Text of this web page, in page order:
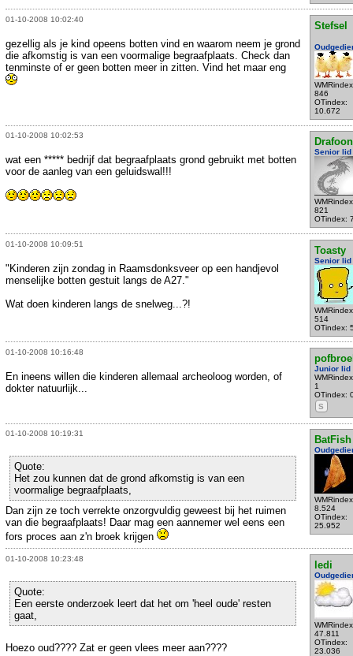
01-10-2008 10:02:40
Stefsel
846
OTindex:
10.672
gezellig als je kind opeens botten vind en waarom neem je grond
die afkomstig is van een voormalige begraafplaats. Check dan
tenminste of er geen botten meer in zitten. Vind het maar eng
01-10-2008 10:02:53
Drafoon
Senior lid
821
OTindex:
wat een ***** bedrijf dat begraafplaats grond gebruikt met botten
voor de aanleg van een geluidswal!!!
01-10-2008 10:09:51
Toasty
Senior lid
514
OTindex:
"Kinderen zijn zondag in Raamsdonksveer op een handjevol
menselijke botten gestuit langs de A27."
Wat doen kinderen langs de snelweg...?!
01-10-2008 10:16:48
Junior lid
1
OTindex:
S
En ineens willen die kinderen allemaal archeoloog worden, of
dokter natuurlijk...
01-10-2008 10:19:31
BatFish
8.524
OTindex:
25.952
Quote:
Het zou kunnen dat de grond afkomstig is van een
voormalige begraafplaats,
Dan zijn ze toch verrekte onzorgvuldig geweest bij het ruimen
van die begraafplaats! Daar mag een aannemer wel eens een
fors proces aan z'n broek krijgen
01-10-2008 10:23:48
ledi
47.811
OTindex:
23.036
Quote:
Een eerste onderzoek leert dat het om 'heel oude' resten
gaat,
Hoezo oud???? Zat er geen vlees meer aan????